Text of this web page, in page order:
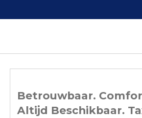
Betrouwbaar.
Altijd Beschikbaar.